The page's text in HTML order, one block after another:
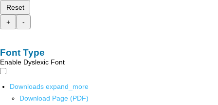
Reset
+
-
Font Type
Enable Dyslexic Font
Downloads expand_more
Download Page (PDF)